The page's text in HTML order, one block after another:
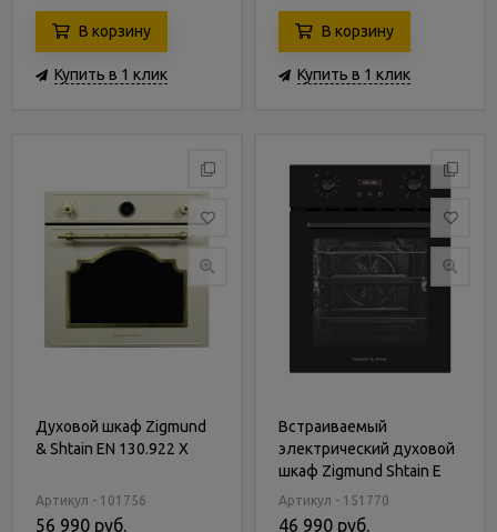
В корзину
Купить в 1 клик
В корзину
Купить в 1 клик
Духовой шкаф Zigmund
& Shtain EN 130.922 X
Артикул - 101756
56 990 руб.
Встраиваемый
электрический духовой
шкаф Zigmund Shtain E
145 B
Артикул - 151770
46 990 руб.